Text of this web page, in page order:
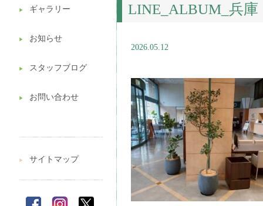
▶︎ ギャラリー
▶︎ お知らせ
▶︎ スタッフブログ
▶︎ お問い合わせ
造園ガーデニング
植木処分
▶︎ サイトマップ
LINE_ALBUM_兵庫
2026.05.12